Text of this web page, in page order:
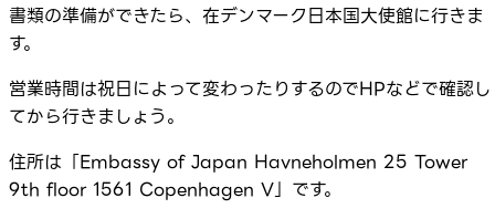
書類の準備ができたら、在デンマーク日本国大使館に行きま
す。
営業時間は祝日によって変わったりするのでHPなどで確認し
てから行きましょう。
住所は「Embassy of Japan Havneholmen 25 Tower
9th floor 1561 Copenhagen V」です。